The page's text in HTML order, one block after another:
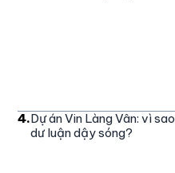
4.Dự án Vin Làng Vân: vì sao
dư luận dậy sóng?